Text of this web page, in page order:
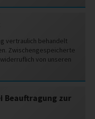
vertraulich behandelt
Zwischengespeicherte
von unseren
Beauftragung zur